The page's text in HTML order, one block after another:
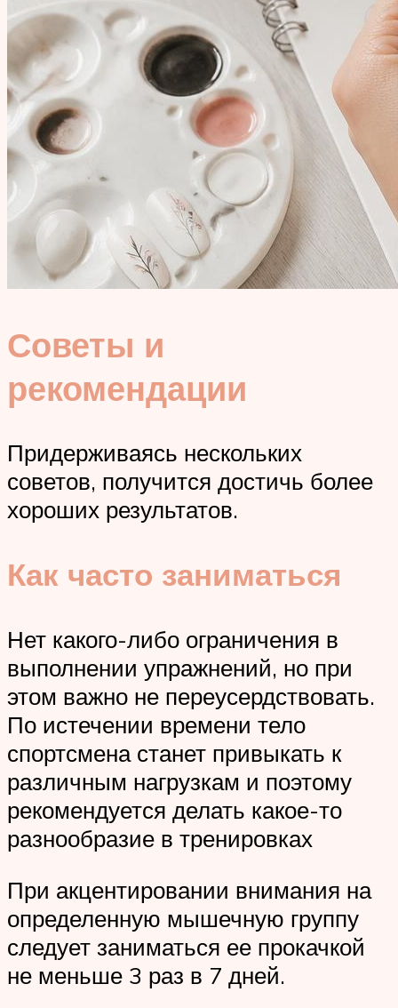
Советы и
рекомендации
Придерживаясь нескольких
советов, получится достичь более
хороших результатов.
Как часто заниматься
Нет какого-либо ограничения в
выполнении упражнений, но при
этом важно не переусердствовать.
По истечении времени тело
спортсмена станет привыкать к
различным нагрузкам и поэтому
рекомендуется делать какое-то
разнообразие в тренировках
При акцентировании внимания на
определенную мышечную группу
следует заниматься ее прокачкой
не меньше 3 раз в 7 дней.